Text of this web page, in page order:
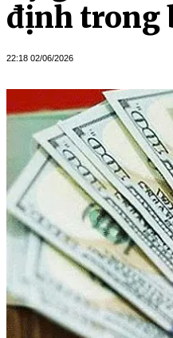
định trong
22:18 02/06/2026